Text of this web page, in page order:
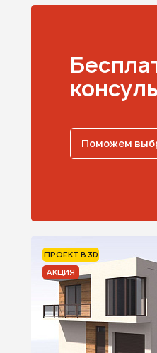
Поможем
ПРОЕКТ В 3D
АКЦИЯ